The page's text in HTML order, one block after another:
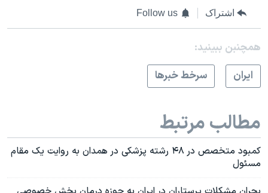
اشتراک Follow us
همچنبن ببینید:
ايران
سرخط خبرها
مطالب مرتبط
کمبود متخصص در ۴۸ رشته پزشکی در همدان به روایت یک مقام
مسئول